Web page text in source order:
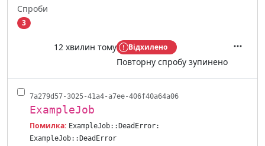
Спроби
3
12 хвилин тому Відхилено
Повторну спробу зупинено
7a279d57-3025-41a4-a7ee-406f40a64a06
ExampleJob
Помилка: ExampleJob::DeadError:
ExampleJob::DeadError